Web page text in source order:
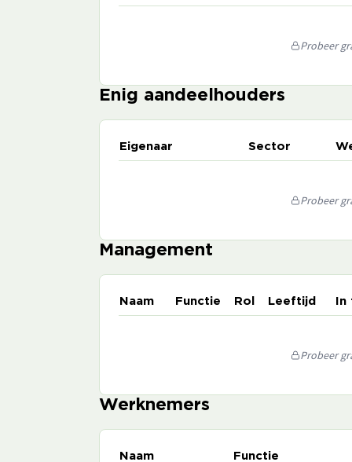
Probeer
Enig aandeelhouders
Eigenaar Sector
Probeer
Management
Naam Functie Rol Leeftijd
Probeer
Werknemers
Naam Functie